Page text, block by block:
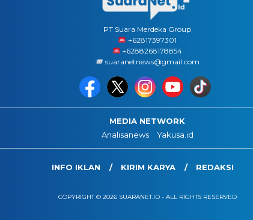
PT Suara Merdeka Group
‪+62817397301
+6288268178854
suaranetnews@gmail.com
MEDIA NETWORK
Analisanews
Yakusa.id
INFO IKLAN KIRIM KARYA REDAKSI
COPYRIGHT © 2026 SUARANET.ID - ALL RIGHTS RESERVED